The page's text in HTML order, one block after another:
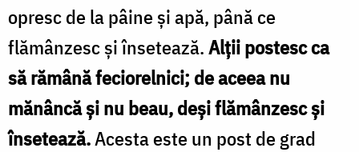
opresc de la pâine și apă, până ce
flămânzesc și însetează.Alții postesc ca
să rămână feciorelnici; de aceea nu
mănâncă și nu beau, deși flămânzesc și
însetează.Acesta este un post de grad